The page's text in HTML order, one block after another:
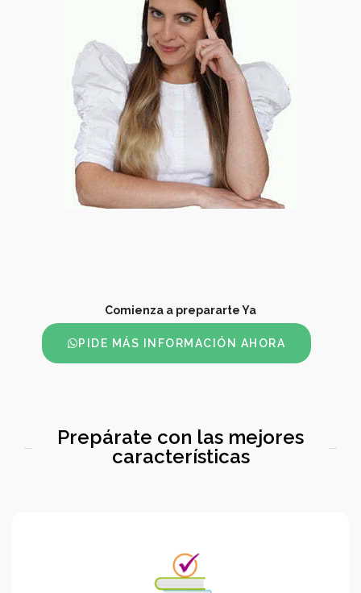
Comienza a prepararte Ya
PIDE MÁS INFORMACIÓN AHORA
Prepárate con las mejores
características